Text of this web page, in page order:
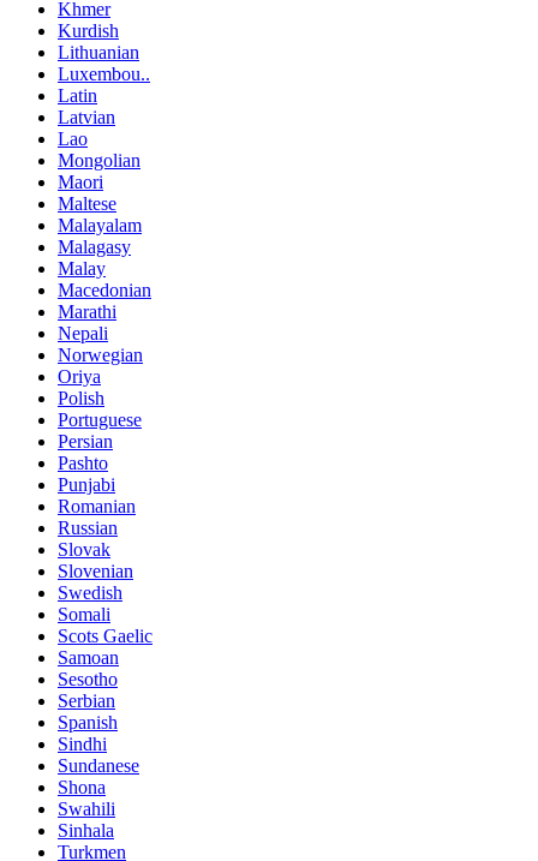
Khmer
Kurdish
Lithuanian
Luxembou..
Latin
Latvian
Lao
Mongolian
Maori
Maltese
Malayalam
Malagasy
Malay
Macedonian
Marathi
Nepali
Norwegian
Oriya
Polish
Portuguese
Persian
Pashto
Punjabi
Romanian
Russian
Slovak
Slovenian
Swedish
Somali
Scots Gaelic
Samoan
Sesotho
Serbian
Spanish
Sindhi
Sundanese
Shona
Swahili
Sinhala
Turkmen